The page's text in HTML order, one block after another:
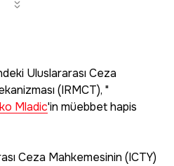
Uluslararası Ceza
(IRMCT), "
Mladic'in müebbet hapis
Ceza Mahkemesinin (ICTY)